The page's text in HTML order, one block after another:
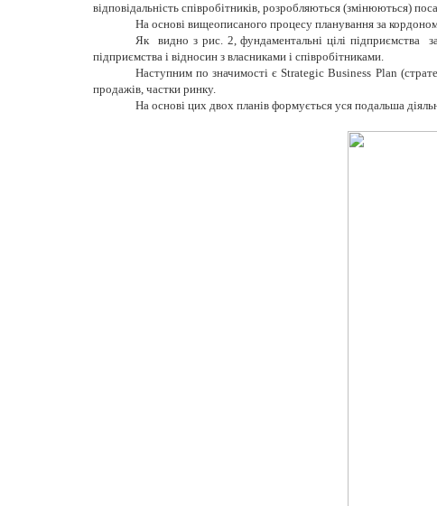
відповідальність співробітників, розробляються (змінюються)
На основі вищеописаного процесу планування за
Як видно з рис. 2, фундаментальні цілі підприємства
підприємства і відносин з власниками і співробітниками.
Наступним по значимості є Strategic Business Plan
продажів, частки ринку.
На основі цих двох планів формується уся подальша